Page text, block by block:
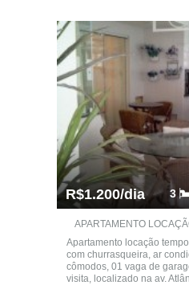
R$1.200/dia 3
APARTAMENTO
Apartamento locação
com churrasqueira, ar
cômodos, 01 vaga de
visita, localizado na av.